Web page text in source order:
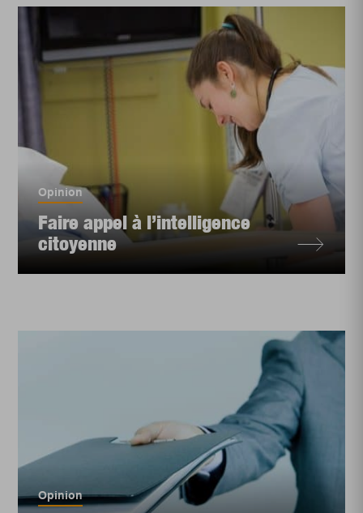
Opinion
Faire appel à l’intelligence
citoyenne
Opinion